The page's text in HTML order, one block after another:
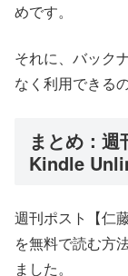
めです。
それに、バック
なく利用できる
まとめ：
Kindle
週刊ポスト【仁
を無料で読む方
ました。